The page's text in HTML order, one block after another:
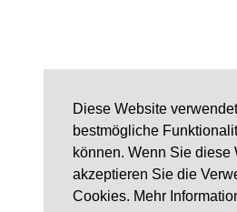
Diese Website
bestmögliche
können. Wenn Sie diese
akzeptieren Sie die
Cookies. Mehr